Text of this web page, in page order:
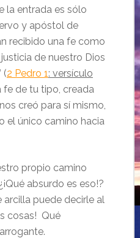
la entrada es sólo
y apóstol de
recibido una fe como
de nuestro Dios
(2 Pedro 1 : versículo
de tu tipo, creada
creó para sí mismo,
el único camino hacia
propio camino
absurdo es eso!?
arcilla puede decirle al
cosas! Qué